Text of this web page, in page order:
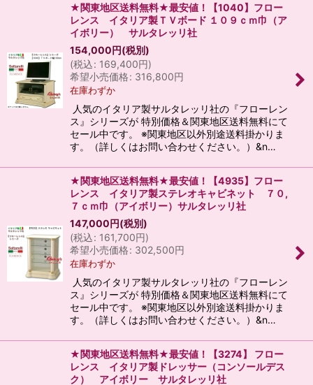
★関東地区送料無料★最安値！【1040】フロー
レンス イタリア製ＴＶボード １０９ｃｍ巾（ア
イボリー） サルタレッリ社
154,000円(税別)
(税込: 169,400円)
希望小売価格: 316,800円
在庫わずか
人気のイタリア製サルタレッリ社の『フローレン
ス』シリーズが 特別価格＆関東地区送料無料にて
セール中です。 ※関東地区以外別途送料掛かりま
す。（詳しくはお問い合わせください。）&n…
★関東地区送料無料★最安値！【4935】フロー
レンス イタリア製ステレオキャビネット ７０,
７ｃｍ巾（アイボリー）サルタレッリ社
147,000円(税別)
(税込: 161,700円)
希望小売価格: 302,500円
在庫わずか
人気のイタリア製サルタレッリ社の『フローレン
ス』シリーズが 特別価格＆関東地区送料無料にて
セール中です。 ※関東地区以外別途送料掛かりま
す。（詳しくはお問い合わせください。）&n…
★関東地区送料無料★最安値！【3274】 フロー
レンス イタリア製ドレッサー（コンソールデス
ク） アイボリー サルタレッリ社